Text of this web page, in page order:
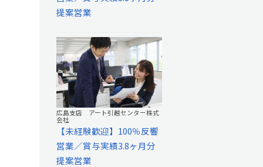
提案営業
広島支店 アート引越センター株式
会社
【未経験歓迎】100％反響
営業／賞与実績3.8ヶ月分
提案営業